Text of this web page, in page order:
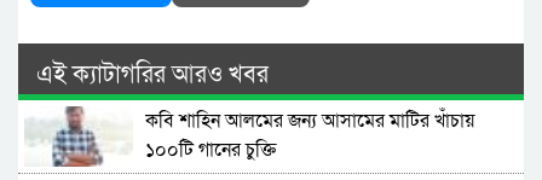
এই ক্যাটাগরির আরও খবর
কবি শাহিন আলমের জন্য আসামের মাটির খাঁচায়
১০০টি গানের চুক্তি